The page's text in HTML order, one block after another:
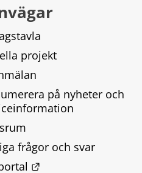
projekt
på nyheter och
frågor och svar